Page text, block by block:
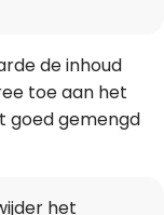
de inhoud
toe aan het
goed gemengd
het